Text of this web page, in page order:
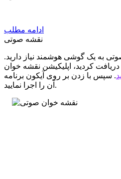
ادامه مطلب
نقشه صوتی
به یک گوشی هوشمند نیاز دارید.
دریافت کردید، اپلیکیشن نقشه خوان
. سپس با زدن بر روی آیکون برنامه
آن را اجرا نمایید.